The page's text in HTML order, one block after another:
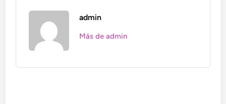
admin
Más de admin